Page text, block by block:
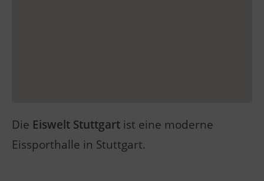
Die Eiswelt Stuttgart ist eine moderne
Eissporthalle in Stuttgart.